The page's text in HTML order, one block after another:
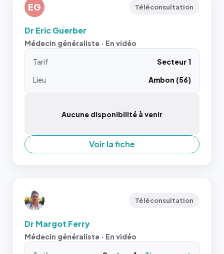
EG Téléconsultation
Dr Eric Guerber
Médecin généraliste · En vidéo
Tarif
Secteur 1
Lieu
Ambon (56)
Aucune disponibilité à venir
Voir la fiche
Téléconsultation
Dr Margot Ferry
Médecin généraliste · En vidéo